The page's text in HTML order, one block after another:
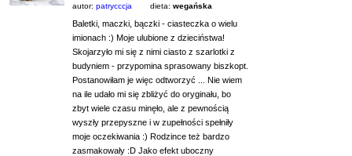
autor: patrycccja dieta: wegańska
Baletki, maczki, bączki - ciasteczka o wielu
imionach :) Moje ulubione z dzieciństwa!
Skojarzyło mi się z nimi ciasto z szarlotki z
budyniem - przypomina sprasowany biszkopt.
Postanowiłam je więc odtworzyć ... Nie wiem
na ile udało mi się zbliżyć do oryginału, bo
zbyt wiele czasu minęło, ale z pewnością
wyszły przepyszne i w zupełności spełniły
moje oczekiwania :) Rodzince też bardzo
zasmakowały :D Jako efekt uboczny